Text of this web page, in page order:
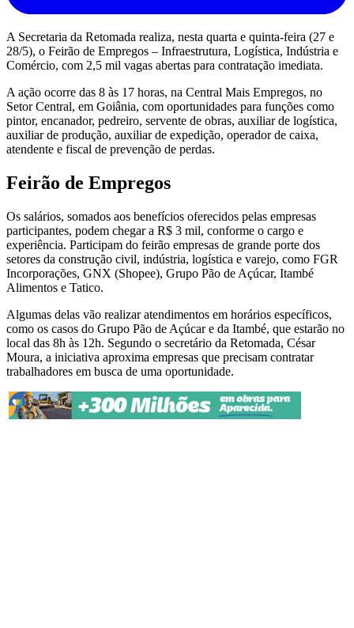
A Secretaria da Retomada realiza, nesta quarta e quinta-feira (27 e
28/5), o Feirão de Empregos – Infraestrutura, Logística, Indústria e
Comércio, com 2,5 mil vagas abertas para contratação imediata.
A ação ocorre das 8 às 17 horas, na Central Mais Empregos, no
Setor Central, em Goiânia, com oportunidades para funções como
pintor, encanador, pedreiro, servente de obras, auxiliar de logística,
auxiliar de produção, auxiliar de expedição, operador de caixa,
atendente e fiscal de prevenção de perdas.
Feirão de Empregos
Os salários, somados aos benefícios oferecidos pelas empresas
participantes, podem chegar a R$ 3 mil, conforme o cargo e
experiência. Participam do feirão empresas de grande porte dos
setores da construção civil, indústria, logística e varejo, como FGR
Incorporações, GNX (Shopee), Grupo Pão de Açúcar, Itambé
Alimentos e Tatico.
Algumas delas vão realizar atendimentos em horários específicos,
como os casos do Grupo Pão de Açúcar e da Itambé, que estarão no
local das 8h às 12h. Segundo o secretário da Retomada, César
Moura, a iniciativa aproxima empresas que precisam contratar
trabalhadores em busca de uma oportunidade.